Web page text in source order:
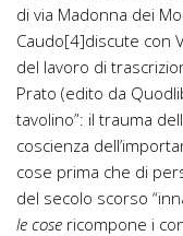
di via Madonna dei
Caudo[4]discute con
del lavoro di
Prato (edito da
tavolino”: il trauma
coscienza
cose prima che di
del secolo scorso
le cose ricompone i